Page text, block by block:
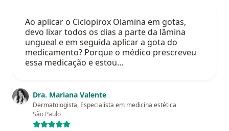
Ao aplicar o Ciclopirox Olamina em gotas,
devo lixar todos os dias a parte da lâmina
ungueal e em seguida aplicar a gota do
medicamento? Porque o médico prescreveu
essa medicação e estou…
Dra. Mariana Valente
Dermatologista, Especialista em medicina estética
São Paulo